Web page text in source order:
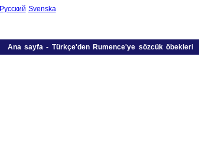
Русский Svenska
Ana sayfa- Türkçe'den Rumence'ye sözcük öbekleri